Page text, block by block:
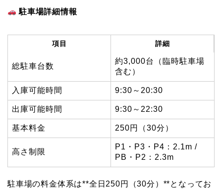
駐車場詳細情報
項目 詳細
総駐車台数
約3,000台（臨時駐車場
含む）
入庫可能時間 9:30～20:30
出庫可能時間 9:30～22:30
基本料金 250円（30分）
高さ制限
P1・P3・P4：2.1m /
PB・P2：2.3m
駐車場の料金体系は**全日250円（30分）**となってお